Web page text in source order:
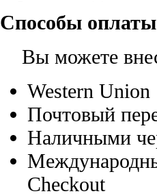
Способы оплаты
Вы можете
Western Union
Почтовый
Наличными
Checkout